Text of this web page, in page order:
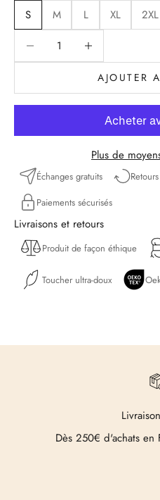
S
M L XL
2XL
Diminuer la quantitéDiminuer la quantité
AJOUTER
Plus de
Échanges gratuits
Paiements sécurisés
Livraisons et retours
Produit de façon éthique
Toucher ultra-doux
Dès 250€ d'achats en